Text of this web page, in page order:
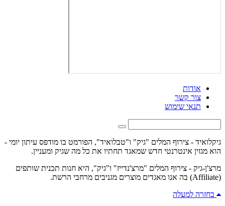
אודות
צור קשר
תנאי שימוש
גיקלואיד - צירוף המלים "גיק" ו"טבלואיד", הפורמט בו מודפס עיתון יומי -
הוא מגזין אינטרנטי חדש שמאגד תחתיו את כל מה שגיק ומעניין.
מרצ'ן-גיק - צירוף המלים "מרצ'נדייז" ו"גיק", היא חנות תכנית שותפים
(Affiliate) בה אנו מאגדים מוצרים מגניבים מרחבי הרשת.
בחזרה למעלה